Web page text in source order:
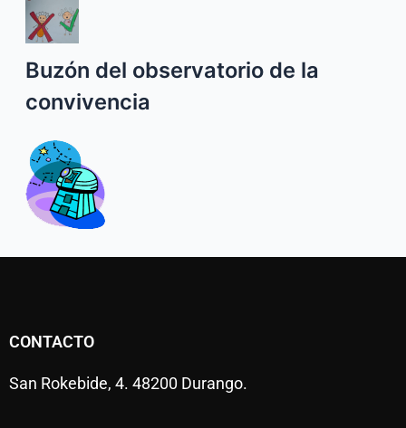
Buzón del observatorio de la
convivencia
CONTACTO
San Rokebide, 4. 48200 Durango.